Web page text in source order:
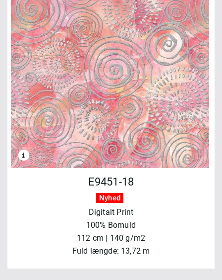
E9451-18
Nyhed
Digitalt Print
100% Bomuld
112 cm | 140 g/m2
Fuld længde: 13,72 m